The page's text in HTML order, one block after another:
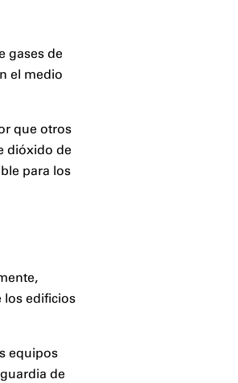
gases de
el medio
que otros
dióxido de
para los
los edificios
equipos
de